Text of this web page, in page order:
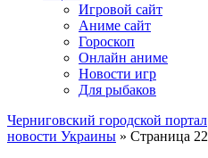
Игровой сайт
Аниме сайт
Гороскоп
Онлайн аниме
Новости игр
Для рыбаков
Черниговский городской портал
новости Украины » Страница 22